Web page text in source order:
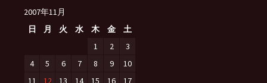
2007年11月
日
月 火 水 木 金
土
1
2
3
4
5 6 7 8 9
10
11
12 13 14 15 16 17